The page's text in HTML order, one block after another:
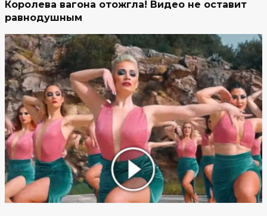
Королева вагона отожгла! Видео не оставит
равнодушным